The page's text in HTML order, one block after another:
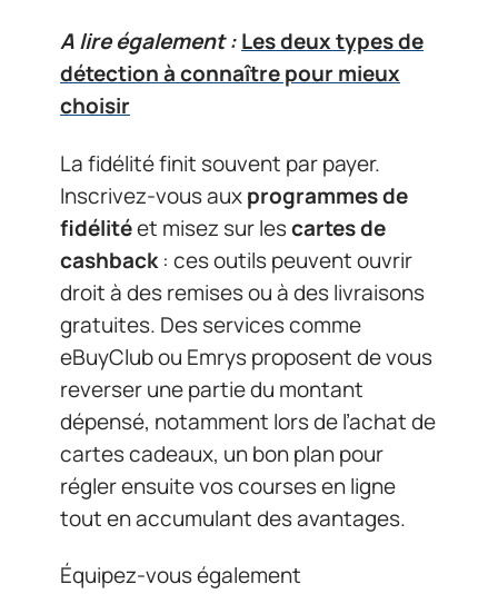
A lire également :Les deux types de
détection à connaître pour mieux
choisir
La fidélité finit souvent par payer.
Inscrivez-vous auxprogrammes de
fidélitéet misez sur lescartes de
cashback: ces outils peuvent ouvrir
droit à des remises ou à des livraisons
gratuites. Des services comme
eBuyClub ou Emrys proposent de vous
reverser une partie du montant
dépensé, notamment lors de l’achat de
cartes cadeaux, un bon plan pour
régler ensuite vos courses en ligne
tout en accumulant des avantages.
Équipez-vous également